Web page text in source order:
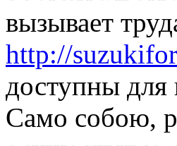
вызывает
http://
доступны
Само собою,